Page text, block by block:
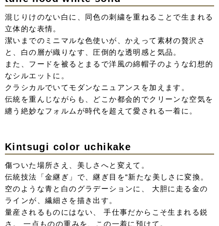
身体を華奢に見せるフォルムの中に、ブラックの小物合わ
せでアクセントあるコーディネートへ。
denim lace uchikake
古くから愛されてきた和の正装に、現代のカジュアルな素
材「デニム」と、繊細な「レース」を掛け合わせて。
伝統的な打掛の「形」はそのままに、素材で遊ぶ、一癖あ
るモードなスタイル。
深いブルーにデニムレースの構築的なシルエット。
させた新しい和装スタイル。
Silver Jacquard Uchikake
まるで冬の朝のような、クリーンで一眼惹くシルバーグレ